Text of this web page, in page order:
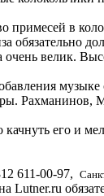
примесей в
велик.
Рахманинов,
его и
611-00-97,